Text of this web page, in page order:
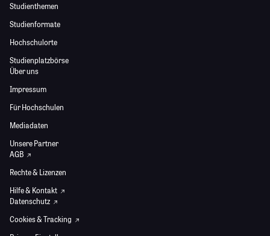
Studienthemen
Studienformate
Hochschulorte
Studienplatzbörse
Über uns
Impressum
Für Hochschulen
Mediadaten
Unsere Partner
AGB
Rechte & Lizenzen
Hilfe & Kontakt
Datenschutz
Cookies & Tracking